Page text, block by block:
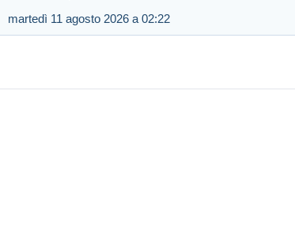
martedì 11 agosto 2026 a 02:22